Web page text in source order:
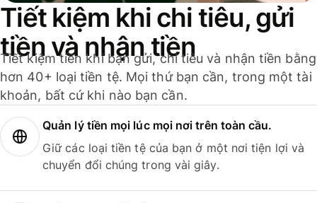
Tiết kiệm khi chi tiêu, gửi
tiền và nhận tiền
Tiết kiệm tiền khi bạn gửi, chi tiêu và nhận tiền bằng
hơn 40+ loại tiền tệ. Mọi thứ bạn cần, trong một tài
khoản, bất cứ khi nào bạn cần.
Quản lý tiền mọi lúc mọi nơi trên toàn cầu.
Giữ các loại tiền tệ của bạn ở một nơi tiện lợi và
chuyển đổi chúng trong vài giây.